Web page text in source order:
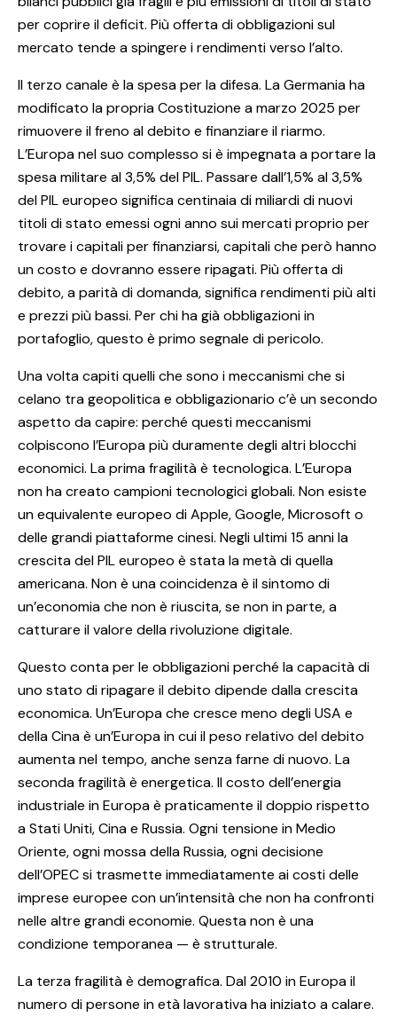
per coprire il deficit. Più offerta di obbligazioni sul
mercato tende a spingere i rendimenti verso l’alto.
Il terzo canale è la spesa per la difesa. La Germania ha
modificato la propria Costituzione a marzo 2025 per
rimuovere il freno al debito e finanziare il riarmo.
L’Europa nel suo complesso si è impegnata a portare la
spesa militare al 3,5% del PIL. Passare dall’1,5% al 3,5%
del PIL europeo significa centinaia di miliardi di nuovi
titoli di stato emessi ogni anno sui mercati proprio per
trovare i capitali per finanziarsi, capitali che però hanno
un costo e dovranno essere ripagati. Più offerta di
debito, a parità di domanda, significa rendimenti più alti
e prezzi più bassi. Per chi ha già obbligazioni in
portafoglio, questo è primo segnale di pericolo.
Una volta capiti quelli che sono i meccanismi che si
celano tra geopolitica e obbligazionario c’è un secondo
aspetto da capire: perché questi meccanismi
colpiscono l’Europa più duramente degli altri blocchi
economici. La prima fragilità è tecnologica. L’Europa
non ha creato campioni tecnologici globali. Non esiste
un equivalente europeo di Apple, Google, Microsoft o
delle grandi piattaforme cinesi. Negli ultimi 15 anni la
crescita del PIL europeo è stata la metà di quella
americana. Non è una coincidenza è il sintomo di
un’economia che non è riuscita, se non in parte, a
catturare il valore della rivoluzione digitale.
Questo conta per le obbligazioni perché la capacità di
uno stato di ripagare il debito dipende dalla crescita
economica. Un’Europa che cresce meno degli USA e
della Cina è un’Europa in cui il peso relativo del debito
aumenta nel tempo, anche senza farne di nuovo. La
seconda fragilità è energetica. Il costo dell’energia
industriale in Europa è praticamente il doppio rispetto
a Stati Uniti, Cina e Russia. Ogni tensione in Medio
Oriente, ogni mossa della Russia, ogni decisione
dell’OPEC si trasmette immediatamente ai costi delle
imprese europee con un’intensità che non ha confronti
nelle altre grandi economie. Questa non è una
condizione temporanea — è strutturale.
La terza fragilità è demografica. Dal 2010 in Europa il
numero di persone in età lavorativa ha iniziato a calare.